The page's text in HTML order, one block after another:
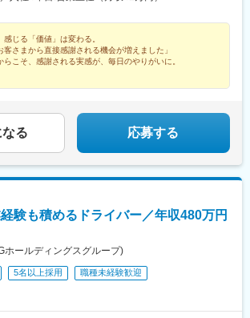
上州新屋駅、新前橋駅、渋川駅、駒形駅、細谷駅
駅、干潟駅、二俣新町駅、柏たなか駅、八千代中央
巣駅、日立駅、佐古木駅、三河安城駅、萩原駅(愛
駅、三河田原駅、向ケ丘駅、三河一宮駅、竹村
駅、新守山駅、尾張星の宮駅、本郷駅(愛知県)、佐那
、亀山駅(三重県)、霞ケ浦駅、六軒駅(三重県)、尾鷲
春日山駅、小針駅、中条駅、宮内駅(新潟県)、魚沼
中駅、切石駅、常永駅、春日居町駅、東桂駅、動
駅、笠師保駅、松任駅、丸岡駅、敦賀駅、清明駅、
駅、越中舟橋駅、朝潮橋駅、安治川口駅、ユニバー
フェリーターミナル駅、加島駅、竜野駅、大阪空
レール)、網引駅、滝野駅、総合運動公園駅、紀伊山
じる「価値」は変わる。
客さまから直接感謝される機会が増えました」
らこそ、感謝される実感が、毎日のやりがいに。
る 応募する
験も積めるドライバー／年収480万円
ホールディングスグループ)
5名以上採用
職種未経験歓迎